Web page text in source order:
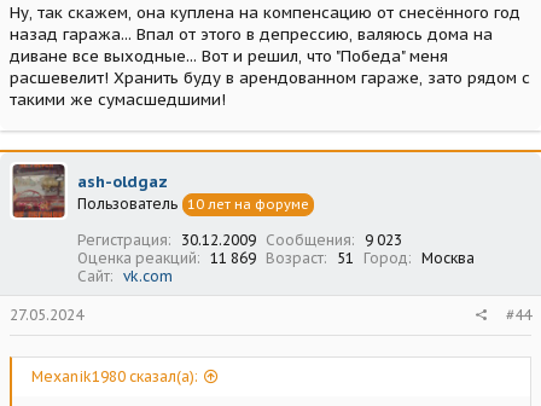
Ну, так скажем, она куплена на компенсацию от снесённого год
назад гаража... Впал от этого в депрессию, валяюсь дома на
диване все выходные... Вот и решил, что "Победа" меня
расшевелит! Хранить буду в арендованном гараже, зато рядом с
такими же сумасшедшими!
ash-oldgaz
Пользователь 10 лет на форуме
Регистрация 30.12.2009 Сообщения
9 023
Оценка реакций
11 869 Возраст 51 Город
Москва
Сайт
vk.com
27.05.2024 #44
Mexanik1980 сказал(а):